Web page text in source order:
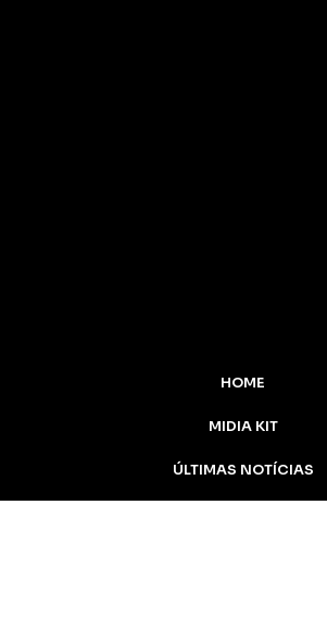
HOME
MIDIA KIT
ÚLTIMAS NOTÍCIAS